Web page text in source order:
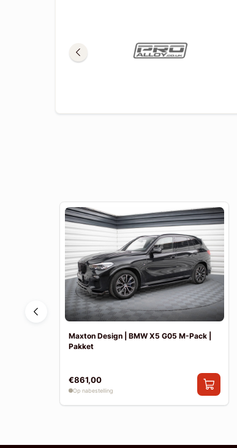
Maxton Design | BMW X5 G05 M-Pack |
Pakket
€861,00
Op nabestelling